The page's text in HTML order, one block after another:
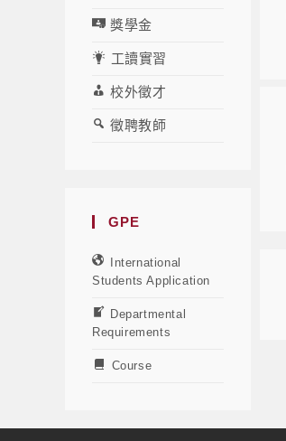
獎學金
工讀實習
校外徵才
徵聘教師
GPE
International
Students Application
Departmental
Requirements
Course